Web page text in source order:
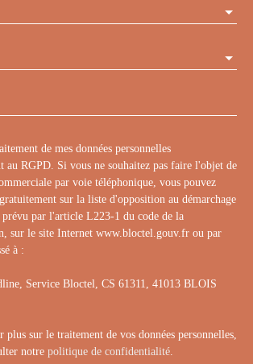
de mes données personnelles
au RGPD. Si vous ne souhaitez pas faire l'objet de
par voie téléphonique, vous pouvez
sur la liste d'opposition au démarchage
prévu par l'article L223-1 du code de la
sur le site Internet www.bloctel.gouv.fr ou par
à :
Service Bloctel, CS 61311, 41013 BLOIS
plus sur le traitement de vos données personnelles,
notre politique de confidentialité.